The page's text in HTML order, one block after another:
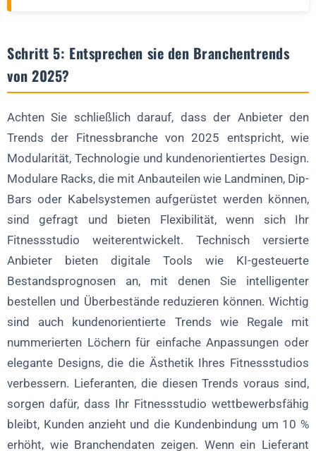
Schritt 5: Entsprechen sie den Branchentrends
von 2025?
Achten Sie schließlich darauf, dass der Anbieter den
Trends der Fitnessbranche von 2025 entspricht, wie
Modularität, Technologie und kundenorientiertes Design.
Modulare Racks, die mit Anbauteilen wie Landminen, Dip-
Bars oder Kabelsystemen aufgerüstet werden können,
sind gefragt und bieten Flexibilität, wenn sich Ihr
Fitnessstudio weiterentwickelt. Technisch versierte
Anbieter bieten digitale Tools wie KI-gesteuerte
Bestandsprognosen an, mit denen Sie intelligenter
bestellen und Überbestände reduzieren können. Wichtig
sind auch kundenorientierte Trends wie Regale mit
nummerierten Löchern für einfache Anpassungen oder
elegante Designs, die die Ästhetik Ihres Fitnessstudios
verbessern. Lieferanten, die diesen Trends voraus sind,
sorgen dafür, dass Ihr Fitnessstudio wettbewerbsfähig
bleibt, Kunden anzieht und die Kundenbindung um 10 %
erhöht, wie Branchendaten zeigen. Wenn ein Lieferant